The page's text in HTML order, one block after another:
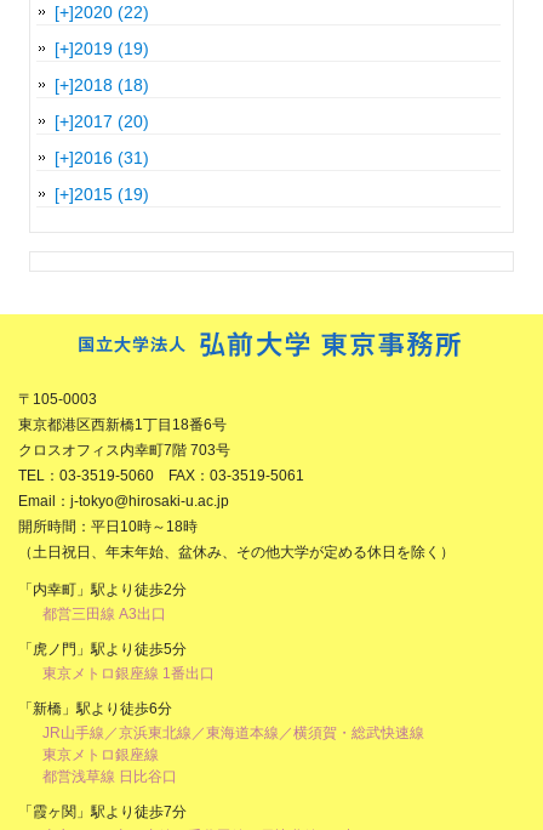
[+]2020 (22)
[+]2019 (19)
[+]2018 (18)
[+]2017 (20)
[+]2016 (31)
[+]2015 (19)
〒105-0003
東京都港区西新橋1丁目18番6号
クロスオフィス内幸町7階 703号
TEL：03-3519-5060 FAX：03-3519-5061
Email：j-tokyo@hirosaki-u.ac.jp
開所時間：平日10時～18時
（土日祝日、年末年始、盆休み、その他大学が定める休日を除く）
「内幸町」駅より徒歩2分
都営三田線 A3出口
「虎ノ門」駅より徒歩5分
東京メトロ銀座線 1番出口
「新橋」駅より徒歩6分
JR山手線／京浜東北線／東海道本線／横須賀・総武快速線
東京メトロ銀座線
都営浅草線 日比谷口
「霞ヶ関」駅より徒歩7分